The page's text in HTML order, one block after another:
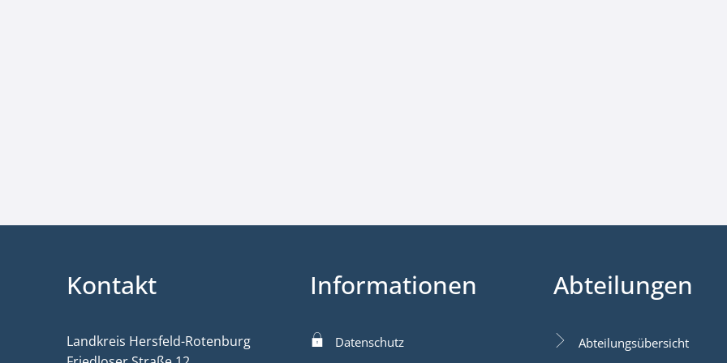
Kontakt
Landkreis Hersfeld-Rotenburg
Informationen
Datenschutz
Abteilungen
Abteilungsübersicht